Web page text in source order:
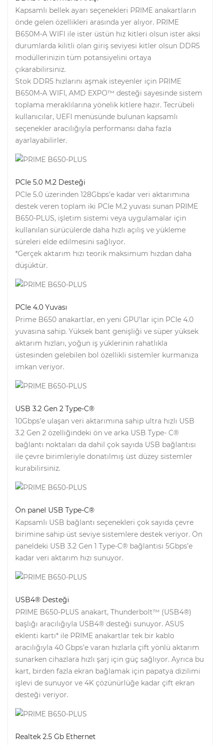
Kapsamlı bellek ayarı seçenekleri PRIME anakartların
önde gelen özellikleri arasında yer alıyor. PRIME
B650M-A WIFI ile ister üstün hız kitleri olsun ister aksi
durumlarda kilitli olan giriş seviyesi kitler olsun DDR5
modüllerinizin tüm potansiyelini ortaya
çıkarabilirsiniz.
Stok DDR5 hızlarını aşmak isteyenler için PRIME
B650M-A WIFI, AMD EXPO™ desteği sayesinde sistem
toplama meraklılarına yönelik kitlere hazır. Tecrübeli
kullanıcılar, UEFI menüsünde bulunan kapsamlı
seçenekler aracılığıyla performansı daha fazla
ayarlayabilirler.
PCIe 5.0 M.2 Desteği
PCIe 5.0 üzerinden 128Gbps’e kadar veri aktarımına
destek veren toplam iki PCIe M.2 yuvası sunan PRIME
B650-PLUS, işletim sistemi veya uygulamalar için
kullanılan sürücülerde daha hızlı açılış ve yükleme
süreleri elde edilmesini sağlıyor.
*Gerçek aktarım hızı teorik maksimum hızdan daha
düşüktür.
PCIe 4.0 Yuvası
Prime B650 anakartlar, en yeni GPU’lar için PCIe 4.0
yuvasına sahip. Yüksek bant genişliği ve süper yüksek
aktarım hızları, yoğun iş yüklerinin rahatlıkla
üstesinden gelebilen bol özellikli sistemler kurmanıza
imkan veriyor.
USB 3.2 Gen 2 Type-C®
10Gbps’e ulaşan veri aktarımına sahip ultra hızlı USB
3.2 Gen 2 özelliğindeki ön ve arka USB Type- C®
bağlantı noktaları da dahil çok sayıda USB bağlantısı
ile çevre birimleriyle donatılmış üst düzey sistemler
kurabilirsiniz.
Ön panel USB Type-C®
Kapsamlı USB bağlantı seçenekleri çok sayıda çevre
birimine sahip üst seviye sistemlere destek veriyor. Ön
paneldeki USB 3.2 Gen 1 Type-C® bağlantısı 5Gbps’e
kadar veri aktarım hızı sunuyor.
USB4® Desteği
PRIME B650-PLUS anakart, Thunderbolt™ (USB4®)
başlığı aracılığıyla USB4® desteği sunuyor. ASUS
eklenti kartı* ile PRIME anakartlar tek bir kablo
aracılığıyla 40 Gbps’e varan hızlarla çift yönlü aktarım
sunarken cihazlara hızlı şarj için güç sağlıyor. Ayrıca bu
kart, birden fazla ekran bağlamak için papatya dizilimi
işlevi de sunuyor ve 4K çözünürlüğe kadar çift ekran
desteği veriyor.
Realtek 2.5 Gb Ethernet